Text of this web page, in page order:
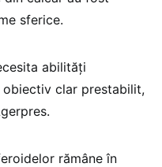
sferice.
abilităţi
clar prestabilit,
rămâne în